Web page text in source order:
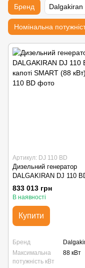
Бренд Dalgakiran
Номінальна
Артикул: DJ 110 BD
Дизельний генератор
DALGAKIRAN DJ 110
капоті SMART (88 кВт)
833 013 грн
В наявності
Купити
Бренд
Максимальна
потужність кВт
88 кВт